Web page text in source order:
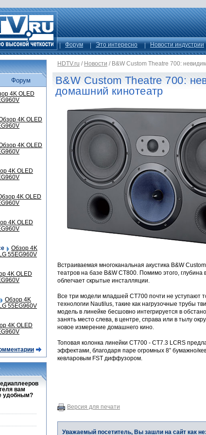
Форум Это интересно Новости индустрии
HDTV.ru / Новости / B&W Custom Theatre 700:
B&W Custom Theatre 700:
домашний кинотеатр
Встраиваемая многоканальная акустика B&W
театров на базе B&W CT800. Помимо этого,
облегчает скрытые инсталляции.
Все три модели младшей CT700 почти не уступают
технологии Nautilus, такие как нагрузочные трубы
модель в линейке бесшовно интегрируется в
занять место слева, в центре, справа или в тылу
новое измерение домашнего кино.
Топовая колонка линейки СТ700 - CT7.3 LCRS
эффектами, благодаря паре огромных 8” бумажно/
кевларовым FST диффузором.
Версия для печати
Уважаемый посетитель, Вы зашли на сайт как
4K OLED
4K OLED
4K OLED
4K OLED
4K OLED
4K OLED
Обзор 4K
55EG960V
4K OLED
Обзор 4K
55EG960V
4K OLED
Форум
вам
удобным?